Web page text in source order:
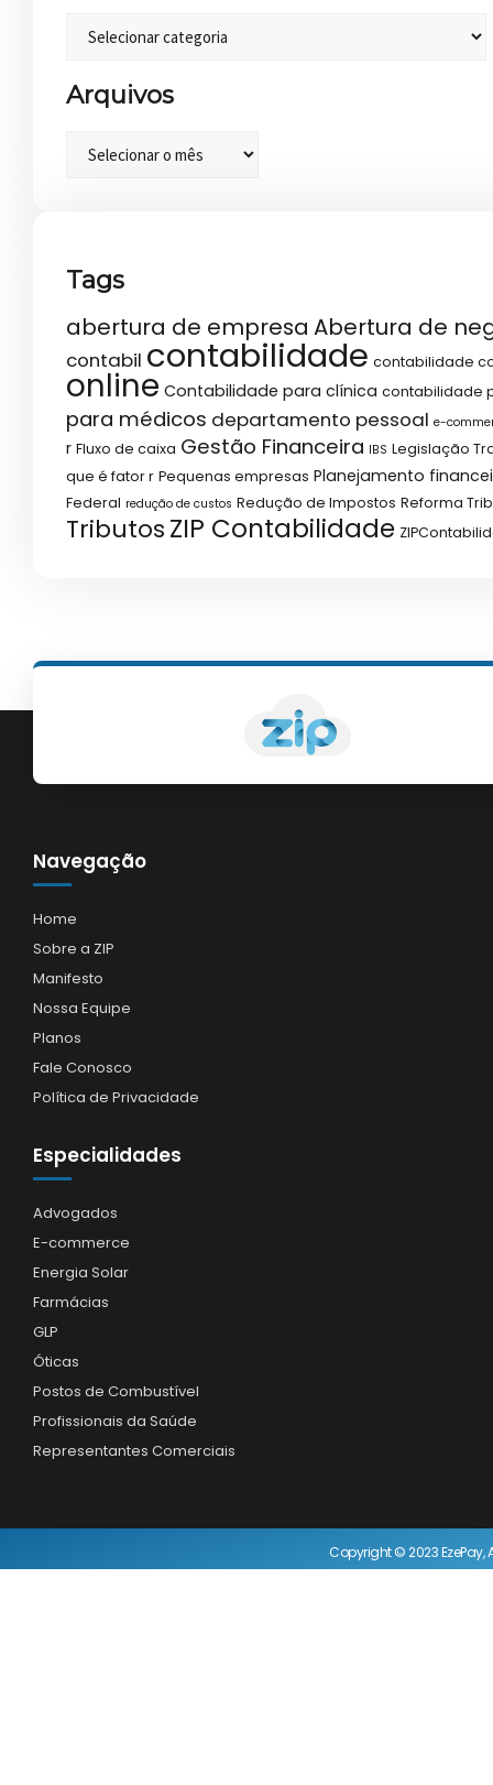
Arquivos
Tags
abertura de empresa Abertura de
contabil contabilidade contabilidade
online Contabilidade para clínica contabilidade
para médicos departamento pessoal e-
r Fluxo de caixa Gestão Financeira IBS Legislação
que é fator r Pequenas empresas Planejamento
Federal redução de custos Redução de Impostos Reforma
TributosZIP Contabilidade
Navegação
Home
Sobre a ZIP
Manifesto
Nossa Equipe
Planos
Fale Conosco
Política de Privacidade
Especialidades
Advogados
E-commerce
Energia Solar
Farmácias
GLP
Óticas
Postos de Combustível
Profissionais da Saúde
Representantes Comerciais
Copyright © 2023 EzePay,